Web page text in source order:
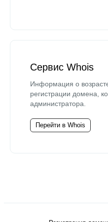
Сервис Whois
Информация о
регистрации домена,
администратора.
Перейти в Whois